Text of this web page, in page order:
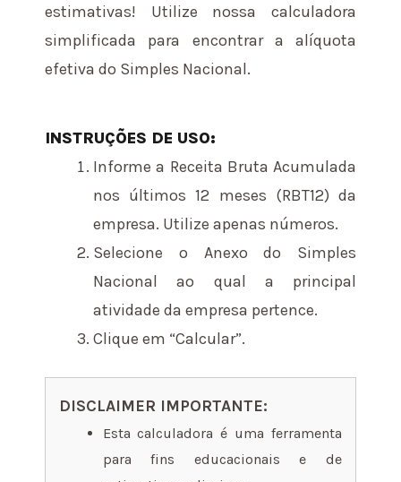
estimativas! Utilize nossa calculadora
simplificada para encontrar a alíquota
efetiva do Simples Nacional.
INSTRUÇÕES DE USO:
Informe a Receita Bruta Acumulada
nos últimos 12 meses (RBT12) da
empresa. Utilize apenas números.
Selecione o Anexo do Simples
Nacional ao qual a principal
atividade da empresa pertence.
Clique em “Calcular”.
DISCLAIMER IMPORTANTE:
Esta calculadora é uma ferramenta
para fins educacionais e de